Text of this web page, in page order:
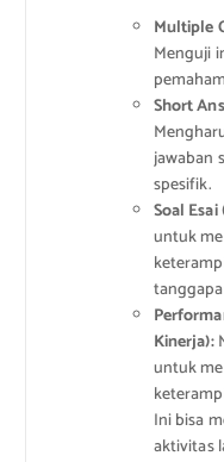
Multiple
Menguji
Short
jawaban
spesifik.
Soal
untuk
Kinerja):
untuk
Ini bisa
aktivitas